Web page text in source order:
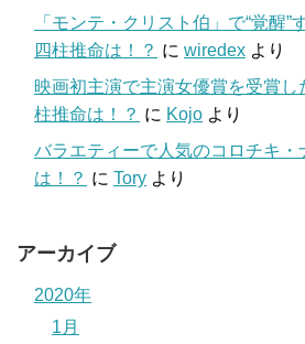
「モンテ・クリスト伯」で“覚醒
四柱推命は！？ に wiredex より
映画初主演で主演女優賞を受賞し
柱推命は！？ に Kojo より
バラエティーで人気のコロチキ・
は！？ に Tory より
アーカイブ
2020年
1月